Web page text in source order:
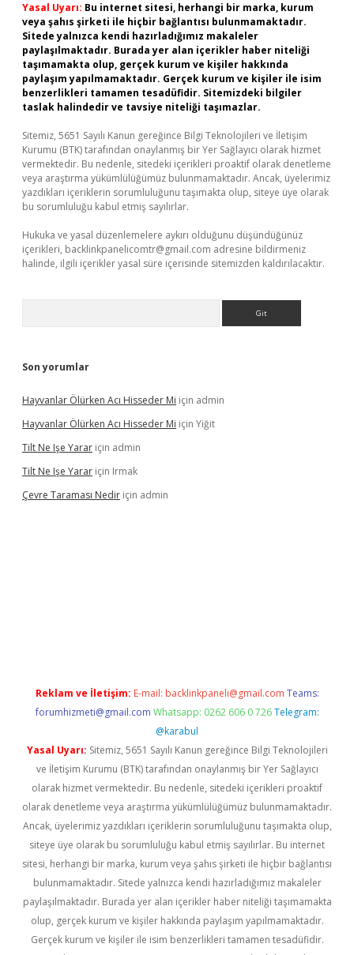
Yasal Uyarı: Bu internet sitesi, herhangi bir marka, kurum
veya şahıs şirketi ile hiçbir bağlantısı bulunmamaktadır.
Sitede yalnızca kendi hazırladığımız makaleler
paylaşılmaktadır. Burada yer alan içerikler haber niteliği
taşımamakta olup, gerçek kurum ve kişiler hakkında
paylaşım yapılmamaktadır. Gerçek kurum ve kişiler ile isim
benzerlikleri tamamen tesadüfidir. Sitemizdeki bilgiler
taslak halindedir ve tavsiye niteliği taşımazlar.
Sitemiz, 5651 Sayılı Kanun gereğince Bilgi Teknolojileri ve İletişim
Kurumu (BTK) tarafından onaylanmış bir Yer Sağlayıcı olarak hizmet
vermektedir. Bu nedenle, sitedeki içerikleri proaktif olarak denetleme
veya araştırma yükümlülüğümüz bulunmamaktadır. Ancak, üyelerimiz
yazdıkları içeriklerin sorumluluğunu taşımakta olup, siteye üye olarak
bu sorumluluğu kabul etmiş sayılırlar.
Hukuka ve yasal düzenlemelere aykırı olduğunu düşündüğünüz
içerikleri, backlinkpanelicomtr@gmail.com adresine bildirmeniz
halinde, ilgili içerikler yasal süre içerisinde sitemizden kaldırılacaktır.
Son yorumlar
Hayvanlar Ölürken Acı Hisseder Mi için admin
Hayvanlar Ölürken Acı Hisseder Mi için Yiğit
Tilt Ne Işe Yarar için admin
Tilt Ne Işe Yarar için Irmak
Çevre Taraması Nedir için admin
Reklam ve İletişim: E-mail: backlinkpaneli@gmail.com Teams:
forumhizmeti@gmail.com Whatsapp: 0262 606 0 726 Telegram:
@karabul
Yasal Uyarı: Sitemiz, 5651 Sayılı Kanun gereğince Bilgi Teknolojileri
ve İletişim Kurumu (BTK) tarafından onaylanmış bir Yer Sağlayıcı
olarak hizmet vermektedir. Bu nedenle, sitedeki içerikleri proaktif
olarak denetleme veya araştırma yükümlülüğümüz bulunmamaktadır.
Ancak, üyelerimiz yazdıkları içeriklerin sorumluluğunu taşımakta olup,
siteye üye olarak bu sorumluluğu kabul etmiş sayılırlar. Bu internet
sitesi, herhangi bir marka, kurum veya şahıs şirketi ile hiçbir bağlantısı
bulunmamaktadır. Sitede yalnızca kendi hazırladığımız makaleler
paylaşılmaktadır. Burada yer alan içerikler haber niteliği taşımamakta
olup, gerçek kurum ve kişiler hakkında paylaşım yapılmamaktadır.
Gerçek kurum ve kişiler ile isim benzerlikleri tamamen tesadüfidir.